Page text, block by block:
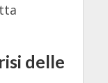
delle